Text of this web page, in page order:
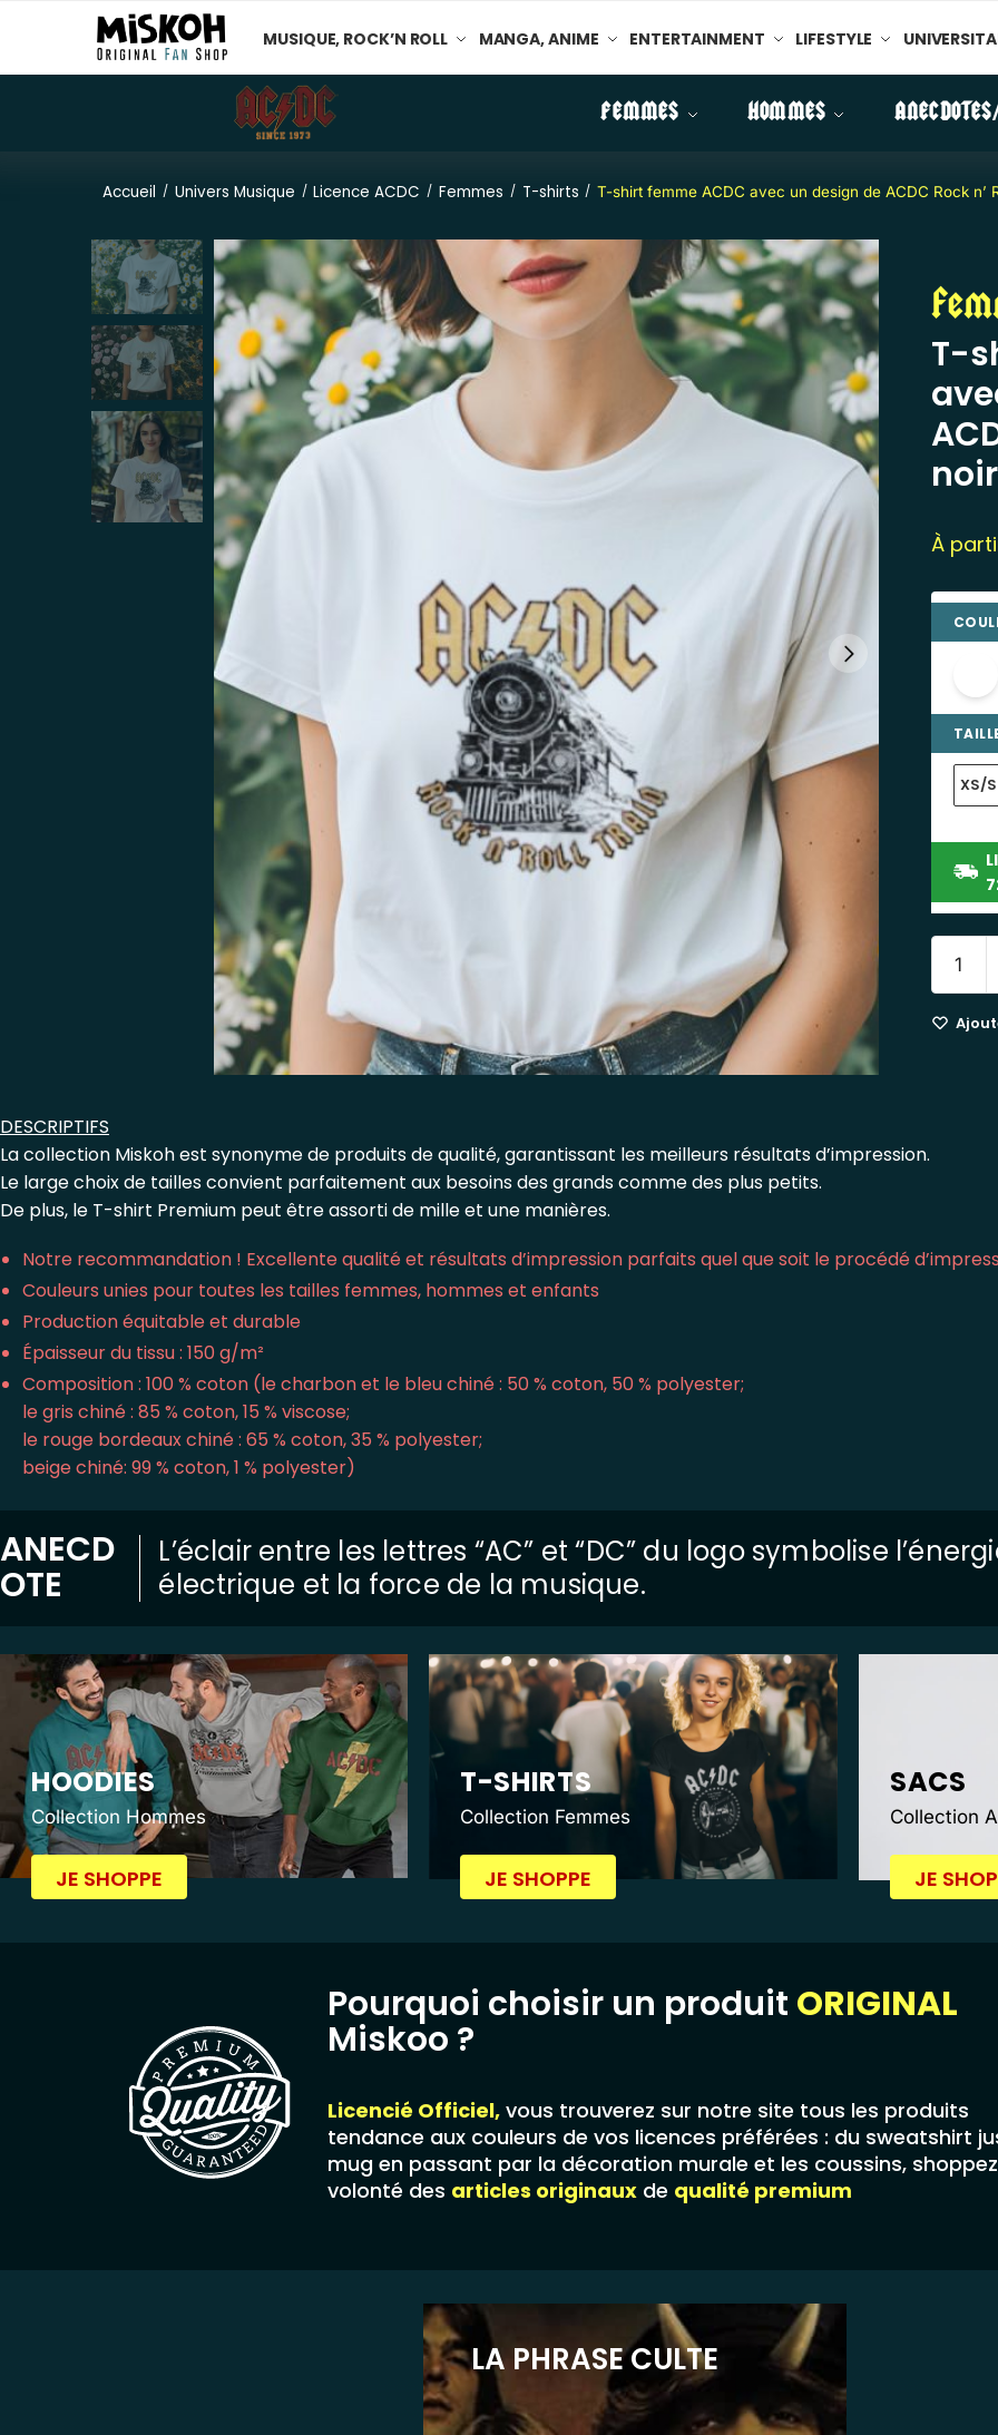
MUSIQUE, ROCK’N ROLL MANGA, ANIME ENTERTAINMENT LIFESTYLE
FEMMES HOMMES
Accueil / Univers Musique / Licence ACDC / Femmes / T-shirts / T-shirt femme ACDC avec un design de ACDC Rock n’
T-
noir
À
XS/S
DESCRIPTIFS
La collection Miskoh est synonyme de produits de qualité, garantissant les meilleurs résultats d’impression.
Le large choix de tailles convient parfaitement aux besoins des grands comme des plus petits.
De plus, le T-shirt Premium peut être assorti de mille et une manières.
Notre recommandation ! Excellente qualité et résultats d’impression parfaits quel que soit le procédé
Couleurs unies pour toutes les tailles femmes, hommes et enfants
Production équitable et durable
Épaisseur du tissu : 150 g/m²
Composition : 100 % coton (le charbon et le bleu chiné : 50 % coton, 50 % polyester;
le gris chiné : 85 % coton, 15 % viscose;
le rouge bordeaux chiné : 65 % coton, 35 % polyester;
beige chiné: 99 % coton, 1 % polyester)
ANECD
OTE
L’éclair entre les lettres “AC” et “DC” du logo symbolise
électrique et la force de la musique.
HOODIES
Collection Hommes
JE SHOPPE
T-SHIRTS
Collection Femmes
JE SHOPPE
SACS
Collection
JE
Pourquoi choisir un produit ORIGINAL
Miskoo ?
Licencié Officiel, vous trouverez sur notre site tous les produits
tendance aux couleurs de vos licences préférées : du sweatshirt
mug en passant par la décoration murale et les coussins,
volonté des articles originaux de qualité premium
LA PHRASE CULTE